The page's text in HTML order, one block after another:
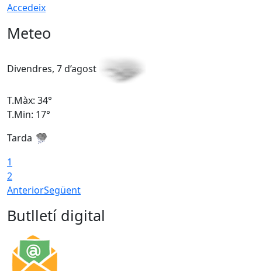
Accedeix
Meteo
Divendres, 7 d’agost
T.Màx: 34°
T.Min: 17°
Tarda
1
2
AnteriorSegüent
Butlletí digital